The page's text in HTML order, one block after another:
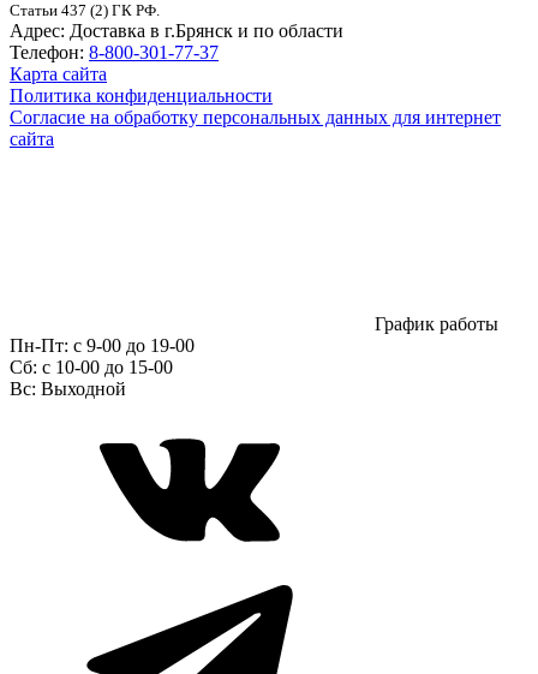
Статьи 437 (2) ГК РФ.
Адрес: Доставка в г.Брянск и по области
Телефон: 8-800-301-77-37
Карта сайта
Политика конфиденциальности
Согласие на обработку персональных данных для интернет
сайта
График работы
Пн-Пт: с 9-00 до 19-00
Сб: c 10-00 до 15-00
Вс: Выходной